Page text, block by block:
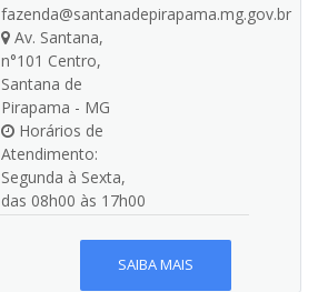
fazenda@santanadepirapama.mg.gov.br
Av. Santana,
n°101 Centro,
Santana de
Pirapama - MG
Horários de
Atendimento:
Segunda à Sexta,
das 08h00 às 17h00
SAIBA MAIS